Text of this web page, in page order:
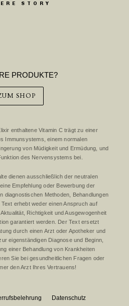
STORY
PRODUKTE?
SHOP
enthaltene Vitamin C trägt zu einer
Immunsystems, einem normalen
von Müdigkeit und Ermüdung, und
des Nervensystems bei.
dienen ausschließlich der neutralen
Empfehlung oder Bewerbung der
diagnostischen Methoden, Behandlungen
erhebt weder einen Anspruch auf
Richtigkeit und Ausgewogenheit
garantiert werden. Der Text ersetzt
durch einen Arzt oder Apotheker und
eigenständigen Diagnose und Beginn,
einer Behandlung von Krankheiten
Sie bei gesundheitlichen Fragen oder
den Arzt Ihres Vertrauens!
Datenschutz